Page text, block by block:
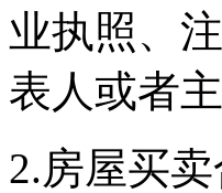
业执照、
表人或者
2.房屋买